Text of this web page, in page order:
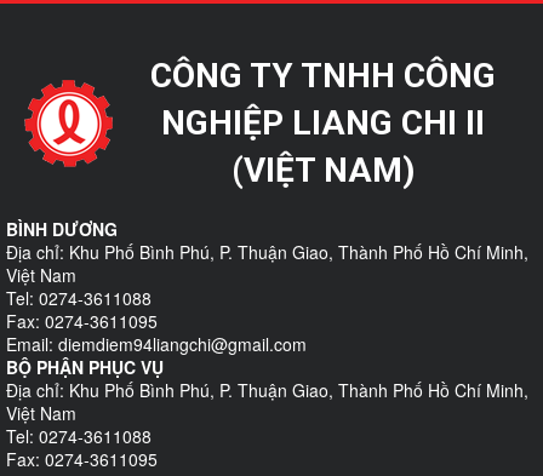
CÔNG TY TNHH CÔNG
NGHIỆP LIANG CHI II
(VIỆT NAM)
BÌNH DƯƠNG
Địa chỉ: Khu Phố Bình Phú, P. Thuận Giao, Thành Phố Hồ Chí Minh,
Việt Nam
Tel: 0274-3611088
Fax: 0274-3611095
Email: diemdiem94liangchi@gmail.com
BỘ PHẬN PHỤC VỤ
Địa chỉ: Khu Phố Bình Phú, P. Thuận Giao, Thành Phố Hồ Chí Minh,
Việt Nam
Tel: 0274-3611088
Fax: 0274-3611095